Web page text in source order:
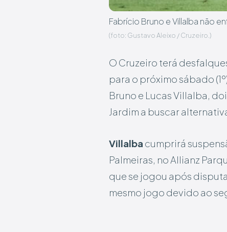
Fabrício Bruno e Villalba não
(foto: Gustavo Aleixo / Cruzeiro.)
O Cruzeiro terá
para o próximo sábado
Bruno e Lucas Villalba,
Jardim a buscar
Villalba cumprirá
Palmeiras, no Allianz
que se jogou após
mesmo jogo devido ao